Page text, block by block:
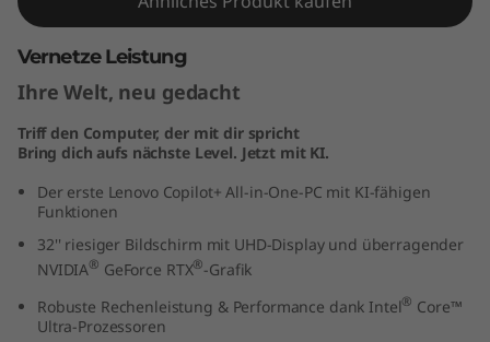
eVernetze Leistung
Ihre Welt, neu gedacht
Triff den Computer, der mit dir spricht
Bring dich aufs nächste Level. Jetzt mit KI.
Der erste Lenovo Copilot+ All-in-One-PC mit KI-fähigen
Funktionen
32'' riesiger Bildschirm mit UHD-Display und überragender
NVIDIA® GeForce RTX®-Grafik
Robuste Rechenleistung & Performance dank Intel® Core™
Ultra-Prozessoren